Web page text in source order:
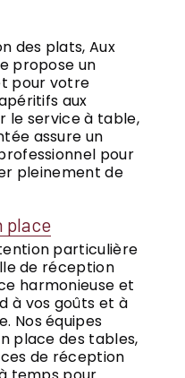
des plats, Aux
propose un
pour votre
aux
le service à table,
assure un
pour
pleinement de
place
particulière
de réception
harmonieuse et
à vos goûts et à
Nos équipes
place des tables,
de réception